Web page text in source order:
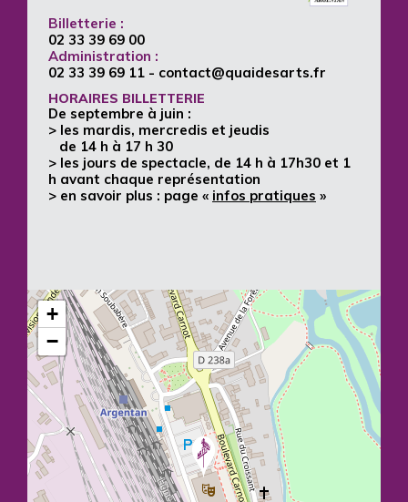
Billetterie :
02 33 39 69 00
Administration :
02 33 39 69 11 - contact@quaidesarts.fr
HORAIRES BILLETTERIE
De septembre à juin :
> les mardis, mercredis et jeudis
de 14 h à 17 h 30
> les jours de spectacle, de 14 h à 17h30 et 1
h avant chaque représentation
> en savoir plus : page « infos pratiques »
+
−